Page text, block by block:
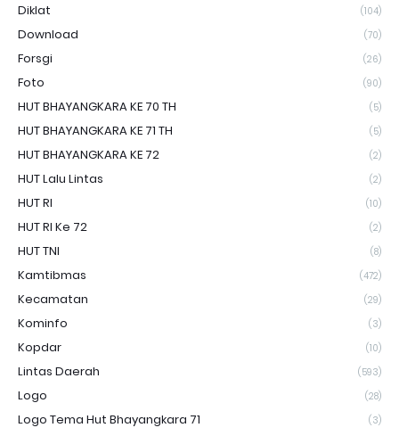
Diklat (104)
Download (70)
Forsgi (26)
Foto (90)
HUT BHAYANGKARA KE 70 TH (5)
HUT BHAYANGKARA KE 71 TH (5)
HUT BHAYANGKARA KE 72 (2)
HUT Lalu Lintas (2)
HUT RI (10)
HUT RI Ke 72 (2)
HUT TNI (8)
Kamtibmas (472)
Kecamatan (29)
Kominfo (3)
Kopdar (10)
Lintas Daerah (593)
Logo (28)
Logo Tema Hut Bhayangkara 71 (3)